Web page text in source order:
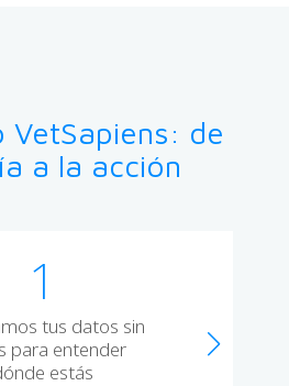
VetSapiens: de
a la acción
1
tus datos sin
para entender
estás